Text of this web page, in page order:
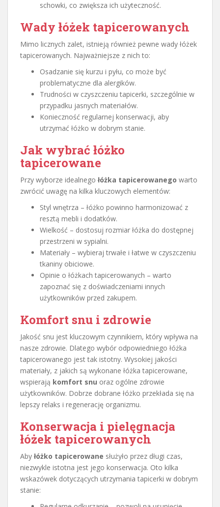
schowki, co zwiększa ich użyteczność.
Wady łóżek tapicerowanych
Mimo licznych zalet, istnieją również pewne wady łóżek
tapicerowanych. Najważniejsze z nich to:
Osadzanie się kurzu i pyłu, co może być
problematyczne dla alergików.
Trudności w czyszczeniu tapicerki, szczególnie w
przypadku jasnych materiałów.
Konieczność regularnej konserwacji, aby
utrzymać łóżko w dobrym stanie.
Jak wybrać łóżko
tapicerowane
Przy wyborze idealnego łóżka tapicerowanego warto
zwrócić uwagę na kilka kluczowych elementów:
Styl wnętrza – łóżko powinno harmonizować z
resztą mebli i dodatków.
Wielkość – dostosuj rozmiar łóżka do dostępnej
przestrzeni w sypialni.
Materiały – wybieraj trwałe i łatwe w czyszczeniu
tkaniny obiciowe.
Opinie o łóżkach tapicerowanych – warto
zapoznać się z doświadczeniami innych
użytkowników przed zakupem.
Komfort snu i zdrowie
Jakość snu jest kluczowym czynnikiem, który wpływa na
nasze zdrowie. Dlatego wybór odpowiedniego łóżka
tapicerowanego jest tak istotny. Wysokiej jakości
materiały, z jakich są wykonane łóżka tapicerowane,
wspierają komfort snu oraz ogólne zdrowie
użytkowników. Dobrze dobrane łóżko przekłada się na
lepszy relaks i regenerację organizmu.
Konserwacja i pielęgnacja
łóżek tapicerowanych
Aby łóżko tapicerowane służyło przez długi czas,
niezwykle istotna jest jego konserwacja. Oto kilka
wskazówek dotyczących utrzymania tapicerki w dobrym
stanie: